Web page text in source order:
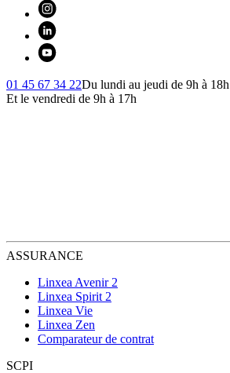
01 45 67 34 22Du lundi au jeudi de 9h à 18h
Et le vendredi de 9h à 17h
ASSURANCE
Linxea Avenir 2
Linxea Spirit 2
Linxea Vie
Linxea Zen
Comparateur de contrat
SCPI